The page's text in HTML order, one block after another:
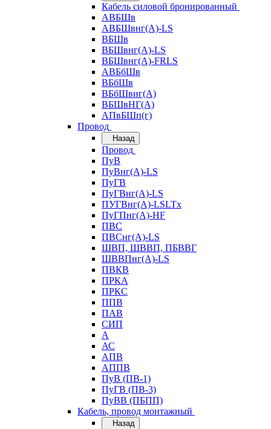
Кабель силовой бронированный
АВБШв
АВБШвнг(А)-LS
ВБШв
ВБШвнг(А)-LS
ВБШвнг(А)-FRLS
АВБбШв
ВБбШв
ВБбШвнг(А)
ВБШвНГ(А)
АПвБШп(г)
Провод
Назад
Провод
ПуВ
ПуВнг(А)-LS
ПуГВ
ПуГВнг(А)-LS
ПУГВнг(А)-LSLTx
ПуГПнг(А)-HF
ПВС
ПВСнг(А)-LS
ШВП, ШВВП, ПБВВГ
ШВВПнг(А)-LS
ПВКВ
ПРКА
ПРКС
ППВ
ПАВ
СИП
А
АС
АПВ
АППВ
ПуВ (ПВ-1)
ПуГВ (ПВ-3)
ПуВВ (ПБПП)
Кабель, провод монтажный
Назад